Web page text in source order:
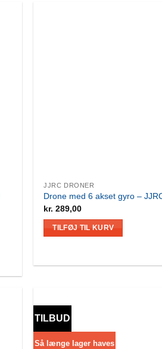
JJRC DRONER
Drone med 6 akset gyro –
kr. 289,00
TILFØJ TIL KURV
TILBUD
Så længe lager haves